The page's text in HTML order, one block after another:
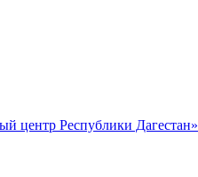
центр Республики Дагестан»